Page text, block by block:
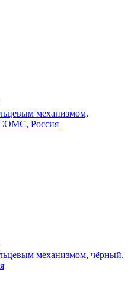
механизмом,
Россия
механизмом, чёрный,